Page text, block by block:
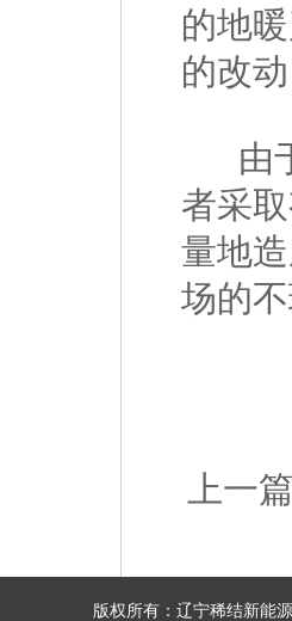
的地
的改
由于
者采
量地
场的
上一
版权所有：辽宁稀结新能